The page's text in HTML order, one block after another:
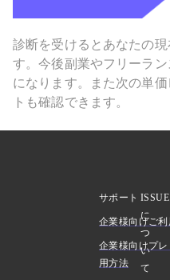
診断を受けるとあなたの
す。今後副業やフリーラ
になります。また次の単
トも確認できます。
ISSUE
に
つ
い
て
サポート
企業様向けご
企業様向けプ
用方法